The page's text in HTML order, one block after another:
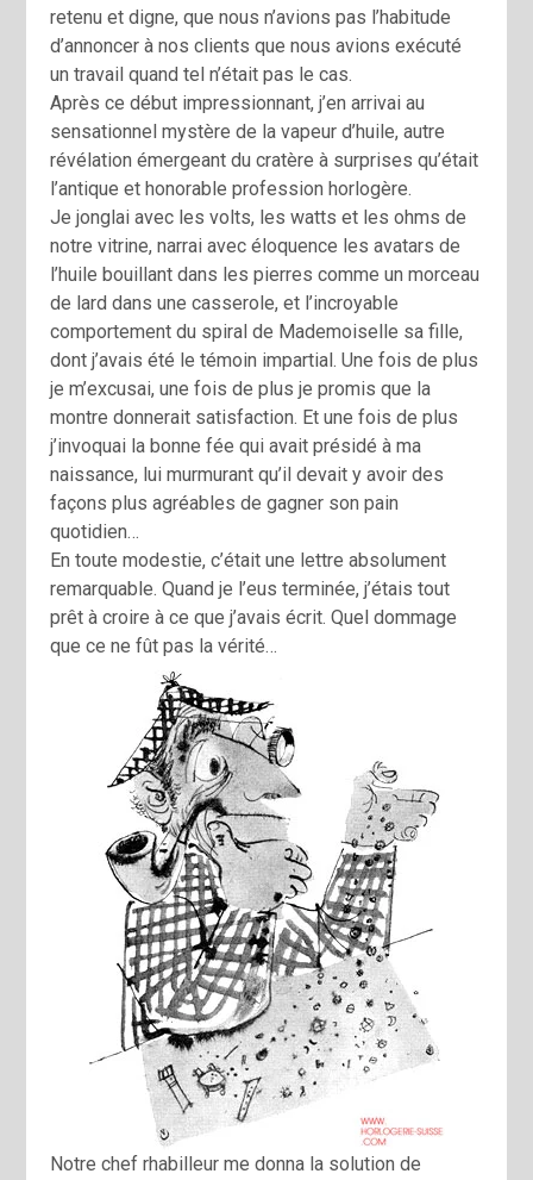
retenu et digne, que nous n’avions pas l’habitude
d’annoncer à nos clients que nous avions exécuté
un travail quand tel n’était pas le cas.
Après ce début impressionnant, j’en arrivai au
sensationnel mystère de la vapeur d’huile, autre
révélation émergeant du cratère à surprises qu’était
l’antique et honorable profession horlogère.
Je jonglai avec les volts, les watts et les ohms de
notre vitrine, narrai avec éloquence les avatars de
l’huile bouillant dans les pierres comme un morceau
de lard dans une casserole, et l’incroyable
comportement du spiral de Mademoiselle sa fille,
dont j’avais été le témoin impartial. Une fois de plus
je m’excusai, une fois de plus je promis que la
montre donnerait satisfaction. Et une fois de plus
j’invoquai la bonne fée qui avait présidé à ma
naissance, lui murmurant qu’il devait y avoir des
façons plus agréables de gagner son pain
quotidien…
En toute modestie, c’était une lettre absolument
remarquable. Quand je l’eus terminée, j’étais tout
prêt à croire à ce que j’avais écrit. Quel dommage
que ce ne fût pas la vérité…
Notre chef rhabilleur me donna la solution de